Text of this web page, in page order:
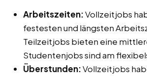
Arbeitszeiten:Vollzeitjobs
festesten und längsten
Teilzeitjobs bieten eine
Studentenjobs sind am
Überstunden:Vollzeitjobs